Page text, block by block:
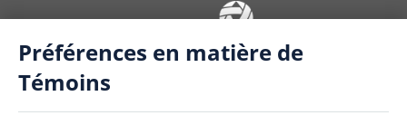
Préférences en matière de
Témoins
La couverture est souscrite/offerte par American Bankers Compagnie